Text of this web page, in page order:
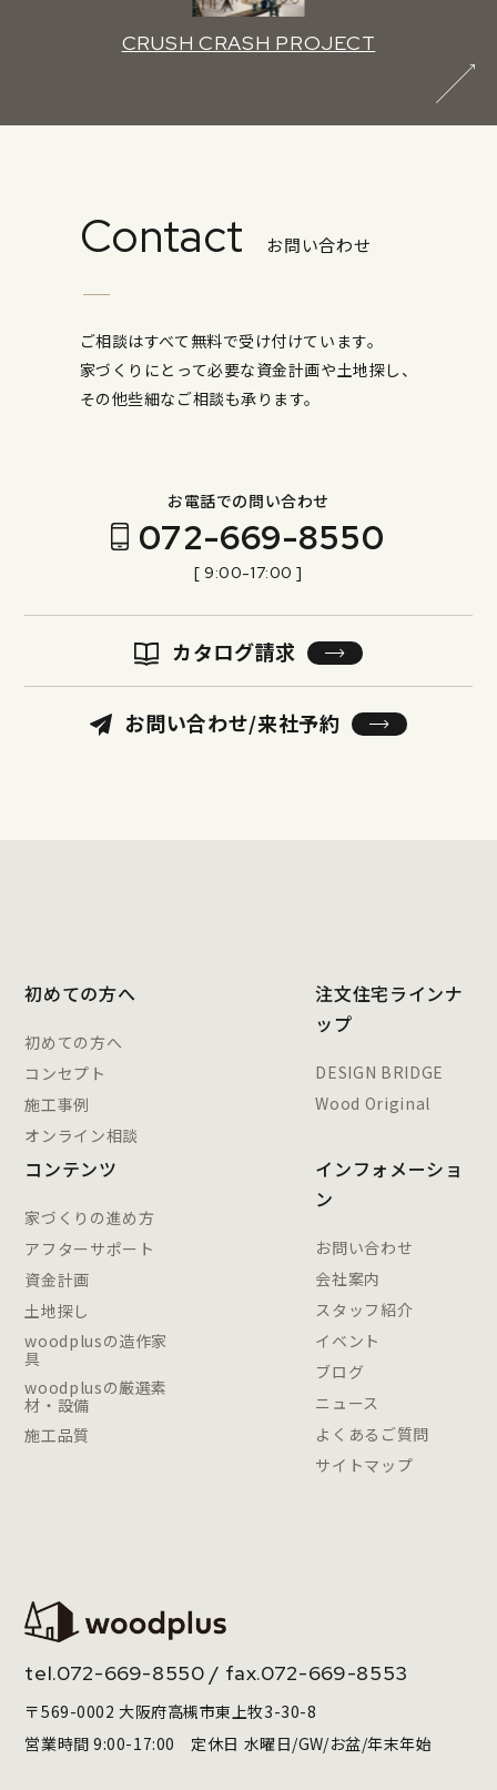
CRUSH CRASH PROJECT
Contact お問い合わせ
ご相談はすべて無料で受け付けています。
家づくりにとって必要な資金計画や土地探し、
その他些細なご相談も承ります。
お電話での問い合わせ
072-669-8550
[ 9:00-17:00 ]
カタログ請求
お問い合わせ/来社予約
初めての方へ
初めての方へ
コンセプト
施工事例
オンライン相談
注文住宅ラインナ
ップ
DESIGN BRIDGE
Wood Original
コンテンツ
家づくりの進め方
アフターサポート
資金計画
土地探し
woodplusの造作家
具
woodplusの厳選素
材・設備
施工品質
インフォメーショ
ン
お問い合わせ
会社案内
スタッフ紹介
イベント
ブログ
ニュース
よくあるご質問
サイトマップ
tel.072-669-8550 / fax.072-669-8553
〒569-0002 大阪府高槻市東上牧3-30-8
営業時間 9:00-17:00 定休日 水曜日/GW/お盆/年末年始